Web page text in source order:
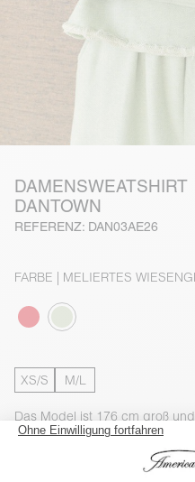
DAMENSWEATSHIRT
DANTOWN
REFERENZ: DAN03AE26
FARBE | MELIERTES
XS/S M/L
Das Model ist 176 cm groß
Voraussichtliche Lieferung